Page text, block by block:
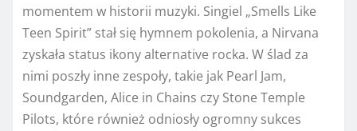
momentem w historii muzyki. Singiel „Smells Like
Teen Spirit” stał się hymnem pokolenia, a Nirvana
zyskała status ikony alternative rocka. W ślad za
nimi poszły inne zespoły, takie jak Pearl Jam,
Soundgarden, Alice in Chains czy Stone Temple
Pilots, które również odniosły ogromny sukces